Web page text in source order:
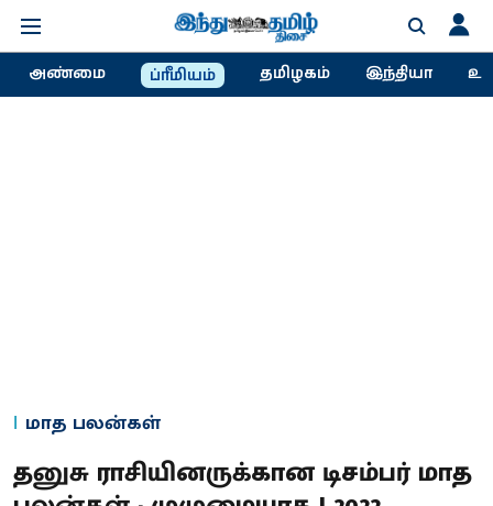
அண்மை ப்ரீமியம் தமிழகம் இந்தியா
மாத பலன்கள்
தனுசு ராசியினருக்கான டிசம்பர் மாத